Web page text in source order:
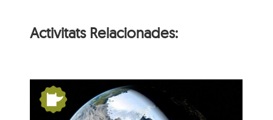
Activitats Relacionades: